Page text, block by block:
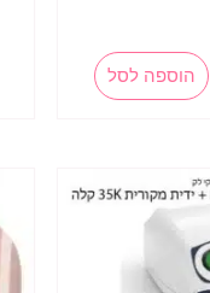
המחיר
הנוכחי
הוספה לסל